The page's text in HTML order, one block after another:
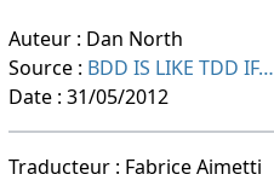
Auteur : Dan North
Source : BDD IS LIKE TDD IF…
Date : 31/05/2012
Traducteur : Fabrice Aimetti